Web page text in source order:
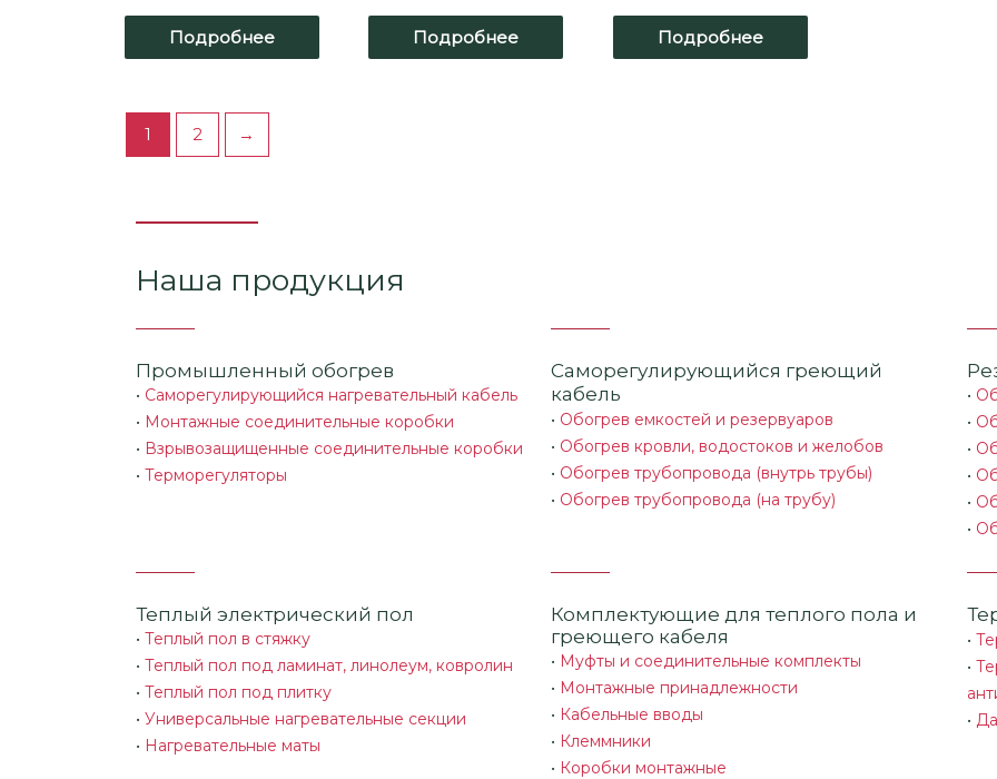
Подробнее Подробнее Подробнее
1 2 →
Наша продукция
Промышленный обогрев
• Саморегулирующийся нагревательный кабель
• Монтажные соединительные коробки
• Взрывозащищенные соединительные коробки
• Терморегуляторы
Саморегулирующийся греющий
кабель
• Обогрев емкостей и резервуаров
• Обогрев кровли, водостоков и желобов
• Обогрев трубопровода (внутрь трубы)
• Обогрев трубопровода (на трубу)
•
•
•
•
•
•
Теплый электрический пол
• Теплый пол в стяжку
• Теплый пол под ламинат, линолеум, ковролин
• Теплый пол под плитку
• Универсальные нагревательные секции
• Нагревательные маты
Комплектующие для теплого пола и
греющего кабеля
• Муфты и соединительные комплекты
• Монтажные принадлежности
• Кабельные вводы
• Клеммники
• Коробки монтажные
•
•
•